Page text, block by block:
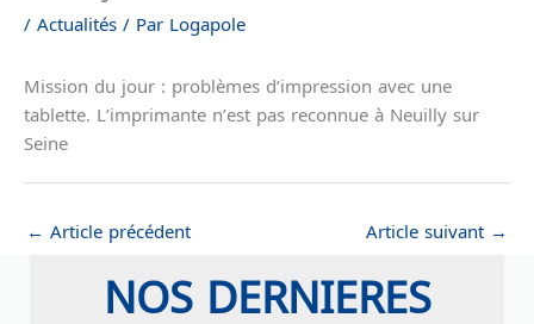
/ Actualités / Par Logapole
Mission du jour : problèmes d’impression avec une
tablette. L’imprimante n’est pas reconnue à Neuilly sur
Seine
← Article précédent Article suivant →
NOS DERNIERES